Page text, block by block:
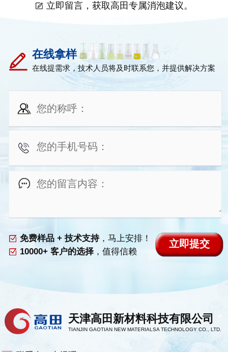
立即留言，获取高田专属消泡建议。
在线拿样
在线提需求，技术人员将及时联系您，并提供解决方案
免费样品 + 技术支持，马上安排！
10000+ 客户的选择，值得信赖
天津高田新材料科技有限公司
TIANJIN GAOTIAN NEW MATERIALSA TECHNOLOGY CO., LTD.